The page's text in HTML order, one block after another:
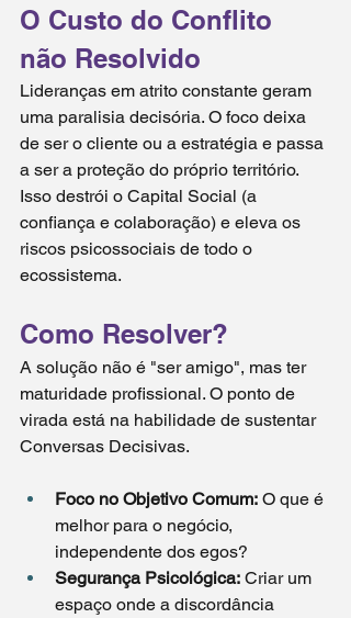
O Custo do Conflito
não Resolvido
Lideranças em atrito constante geram
uma paralisia decisória. O foco deixa
de ser o cliente ou a estratégia e passa
a ser a proteção do próprio território.
Isso destrói o Capital Social (a
confiança e colaboração) e eleva os
riscos psicossociais de todo o
ecossistema.
Como Resolver?
A solução não é "ser amigo", mas ter
maturidade profissional. O ponto de
virada está na habilidade de sustentar
Conversas Decisivas.
Foco no Objetivo Comum: O que é
melhor para o negócio,
independente dos egos?
Segurança Psicológica: Criar um
espaço onde a discordância